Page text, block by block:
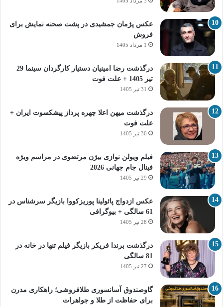
عکس پژمان جمشیدی در پشت صحنه نمایش برای
فروش
1 مرداد 1405
درگذشت رضا امینیان دستیار کارگردان سینما 29
تیر 1405 + علت فوت
31 تیر 1405
درگذشت میهن اعلا چهره پرداز پیشکسوت ایران +
علت فوت
30 تیر 1405
فیلم ویولن نوازی بیژن مرتضوی در مراسم ویژه
فینال جام جهانی 2026
29 تیر 1405
عکس ازدواج پائولینا پوریزکووا بازیگر سرشناس در
61 سالگی + بیوگرافی
28 تیر 1405
درگذشت برندا فریکر بازیگر فیلم تنها در خانه در
81 سالگی
27 تیر 1405
گاوصندوق آسانسوری طلافروشی؛ راهکاری مدرن
برای حفاظت از طلا و جواهرات